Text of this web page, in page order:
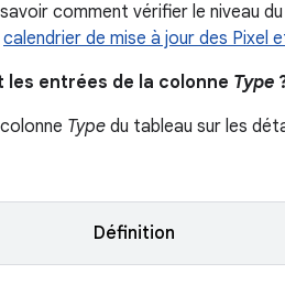
comment vérifier le niveau
calendrier de mise à jour des Pixel
les entrées de la colonne Type
Type du tableau sur les
Définition